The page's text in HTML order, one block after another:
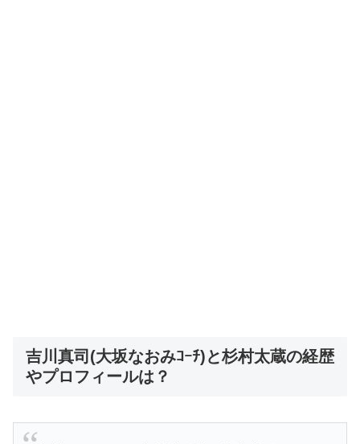
吉川真司(大坂なおみｺｰﾁ)と杉村太蔵の経歴
やプロフィールは？